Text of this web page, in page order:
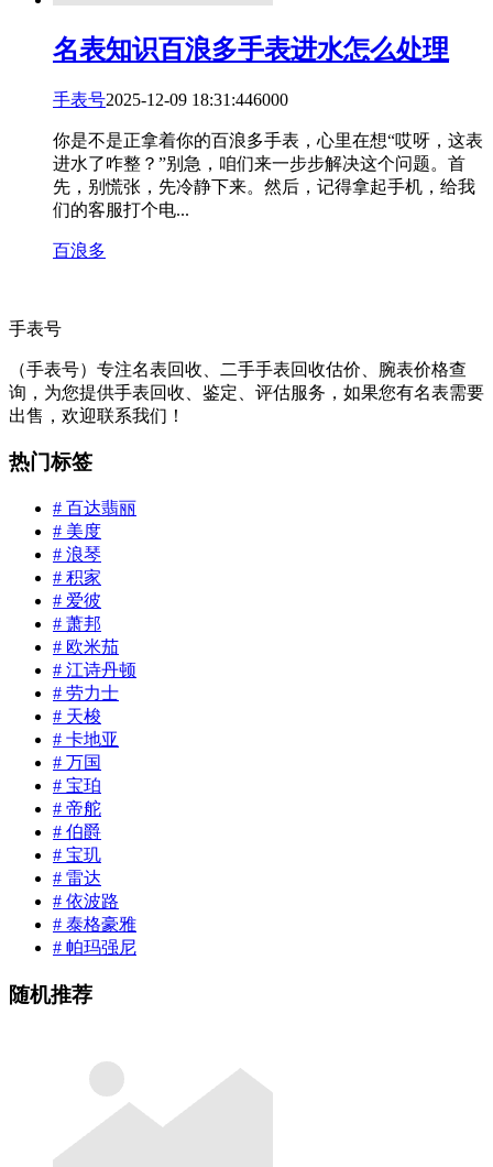
名表知识百浪多手表进水怎么处理
手表号2025-12-09 18:31:446000
你是不是正拿着你的百浪多手表，心里在想“哎呀，这表
进水了咋整？”别急，咱们来一步步解决这个问题。首
先，别慌张，先冷静下来。然后，记得拿起手机，给我
们的客服打个电...
百浪多
手表号
（手表号）专注名表回收、二手手表回收估价、腕表价格查
询，为您提供手表回收、鉴定、评估服务，如果您有名表需要
出售，欢迎联系我们！
热门标签
# 百达翡丽
# 美度
# 浪琴
# 积家
# 爱彼
# 萧邦
# 欧米茄
# 江诗丹顿
# 劳力士
# 天梭
# 卡地亚
# 万国
# 宝珀
# 帝舵
# 伯爵
# 宝玑
# 雷达
# 依波路
# 泰格豪雅
# 帕玛强尼
随机推荐